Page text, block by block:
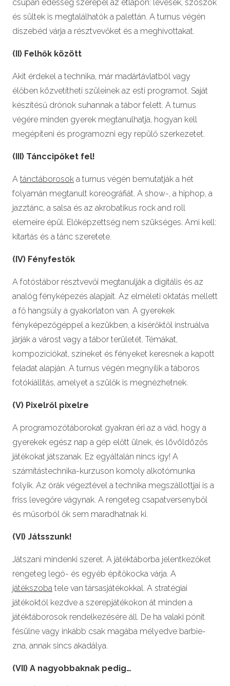
csupán édesség szerepel az étlapon: levesek, szószok
és sültek is megtalálhatók a palettán. A turnus végén
díszebéd várja a résztvevőket és a meghívottakat.
(II) Felhők között
Akit érdekel a technika, már madártávlatból vagy
élőben közvetítheti szüleinek az esti programot. Saját
készítésű drónok suhannak a tábor felett. A turnus
végére minden gyerek megtanulhatja, hogyan kell
megépíteni és programozni egy repülő szerkezetet.
(III) Tánccipőket fel!
A tánctáborosok a turnus végén bemutatják a hét
folyamán megtanult koreográfiát. A show-, a hiphop, a
jazztánc, a salsa és az akrobatikus rock and roll
elemeire épül. Előképzettség nem szükséges. Ami kell:
kitartás és a tánc szeretete.
(IV) Fényfestők
A fotóstábor résztvevői megtanulják a digitális és az
analóg fényképezés alapjait. Az elméleti oktatás mellett
a fő hangsúly a gyakorlaton van. A gyerekek
fényképezőgéppel a kezükben, a kísérőktől instruálva
járják a várost vagy a tábor területét. Témákat,
kompozíciókat, színeket és fényeket keresnek a kapott
feladat alapján. A turnus végén megnyílik a táboros
fotókiállítás, amelyet a szülők is megnézhetnek.
(V) Pixelről pixelre
A programozótáborokat gyakran éri az a vád, hogy a
gyerekek egész nap a gép előtt ülnek, és lövöldözős
játékokat játszanak. Ez egyáltalán nincs így! A
számítástechnika-kurzuson komoly alkotómunka
folyik. Az órák végeztével a technika megszállottjai is a
friss levegőre vágynak. A rengeteg csapatversenyből
és műsorból ők sem maradhatnak ki.
(VI) Játsszunk!
Játszani mindenki szeret. A játéktáborba jelentkezőket
rengeteg legó- és egyéb építőkocka várja. A
játékszoba tele van társasjátékokkal. A stratégiai
játékoktól kezdve a szerepjátékokon át minden a
játéktáborosok rendelkezésére áll. De ha valaki pónit
fésülne vagy inkább csak magába mélyedve barbie-
zna, annak sincs akadálya.
(VII) A nagyobbaknak pedig…